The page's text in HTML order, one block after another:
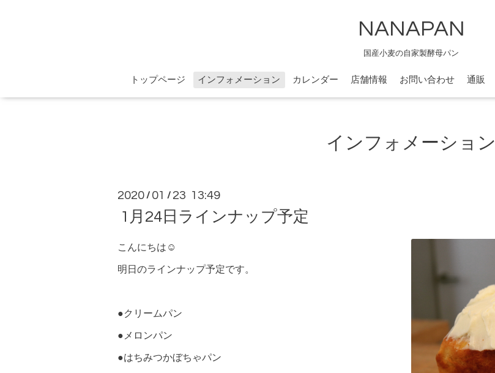
NANAPAN
国産小麦の自家製酵母パン
トップページ インフォメーション カレンダー 店舗情報 お問い合わせ 通販
インフォメーション
2020 / 01 / 23 13:49
1月24日ラインナップ予定
こんにちは☺︎
明日のラインナップ予定です。
●クリームパン
●メロンパン
●はちみつかぼちゃパン